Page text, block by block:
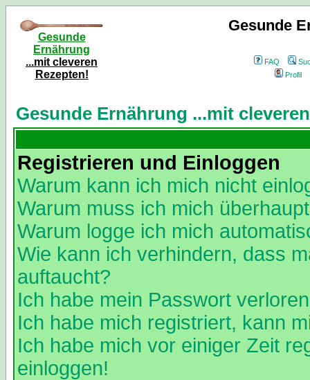
Gesunde
Ernährung
...mit cleveren
Rezepten!
Gesunde
FAQ
Profil
Gesunde Ernährung ...mit
Registrieren und Einloggen
Warum kann ich mich nicht
Warum muss ich mich
Warum logge ich mich
Wie kann ich verhindern, dass
auftaucht?
Ich habe mein Passwort
Ich habe mich registriert, kann
Ich habe mich vor einiger Zeit
einloggen!